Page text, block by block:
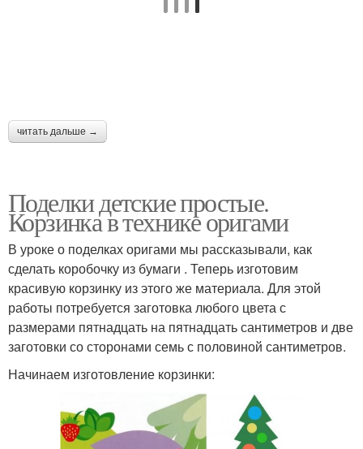
читать дальше →
Поделки детские простые.
Корзинка в технике оригами
В уроке о поделках оригами мы рассказывали, как
сделать коробочку из бумаги . Теперь изготовим
красивую корзинку из этого же материала. Для этой
работы потребуется заготовка любого цвета с
размерами пятнадцать на пятнадцать сантиметров и две
заготовки со сторонами семь с половиной сантиметров.
Начинаем изготовление корзинки: